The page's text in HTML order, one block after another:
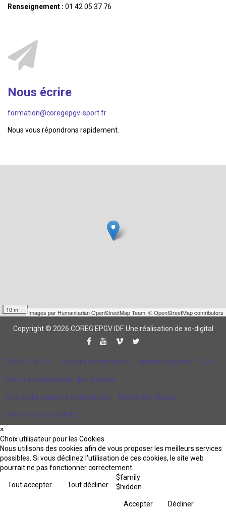
Renseignement : 01 42 05 37 76
Nous écrire
formation@coregepgv-sport.fr
Nous vous répondrons rapidement.
10 m Images par Humanitarian OpenStreetMap Team, © OpenStreetMap contributors
Copyright © 2026 COREG EPGV IDF. Une réalisation de xo-digital
CQP ALS AGEE Choisir une formation Mentions légales CGV
Politique de protection des données
Contrat d'engagement républicain Règlement intérieur
Politique d’accessibilité
×
Choix utilisateur pour les Cookies
Nous utilisons des cookies afin de vous proposer les meilleurs services
possibles. Si vous déclinez l'utilisation de ces cookies, le site web
pourrait ne pas fonctionner correctement.
Tout accepter Tout décliner
$family
$hidden
Accepter Décliner